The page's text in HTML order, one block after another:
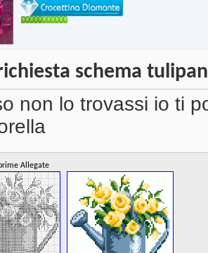
schema
non lo trovassi io ti
Allegate